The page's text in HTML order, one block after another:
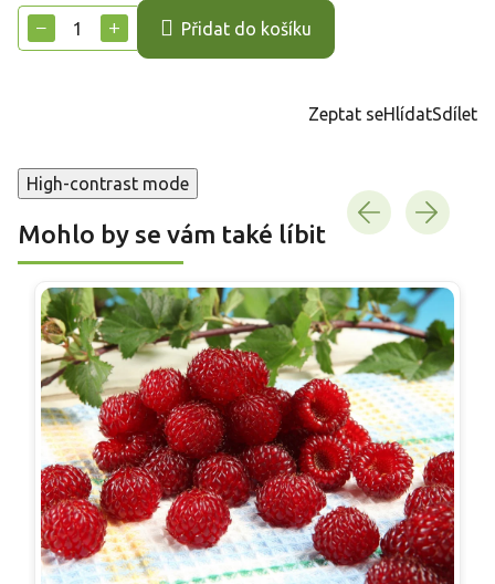
cena:
+
− Přidat do košíku
Zeptat seHlídatSdílet
High-contrast mode
Mohlo by se vám také líbit